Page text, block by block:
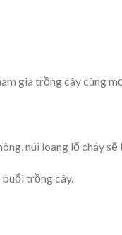
gia trồng cây cùng
núi loang lổ cháy sẽ
trồng cây.